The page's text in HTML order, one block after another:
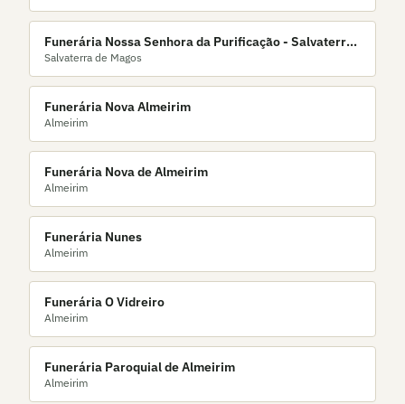
Funerária Nossa Senhora da Purificação - Salvaterra
de Magos
Salvaterra de Magos
Funerária Nova Almeirim
Almeirim
Funerária Nova de Almeirim
Almeirim
Funerária Nunes
Almeirim
Funerária O Vidreiro
Almeirim
Funerária Paroquial de Almeirim
Almeirim